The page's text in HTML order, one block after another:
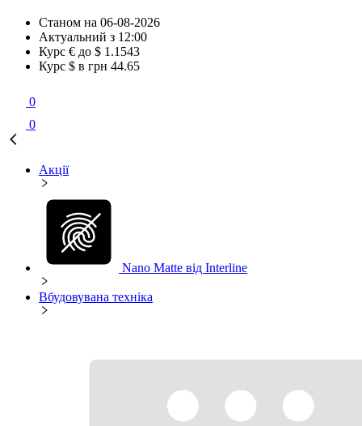
Станом на 06-08-2026
Актуальний з 12:00
Курс € до $ 1.1543
Курс $ в грн 44.65
0
0
Акції
Nano Matte від Interline
Вбудовувана техніка